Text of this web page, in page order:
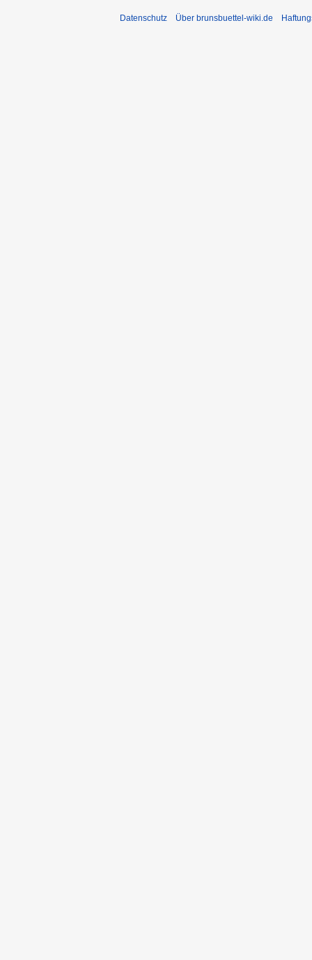
Datenschutz Über brunsbuettel-wiki.de